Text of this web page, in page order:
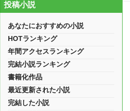
投稿小説
あなたにおすすめの小説
HOTランキング
年間アクセスランキング
完結小説ランキング
書籍化作品
最近更新された小説
完結した小説